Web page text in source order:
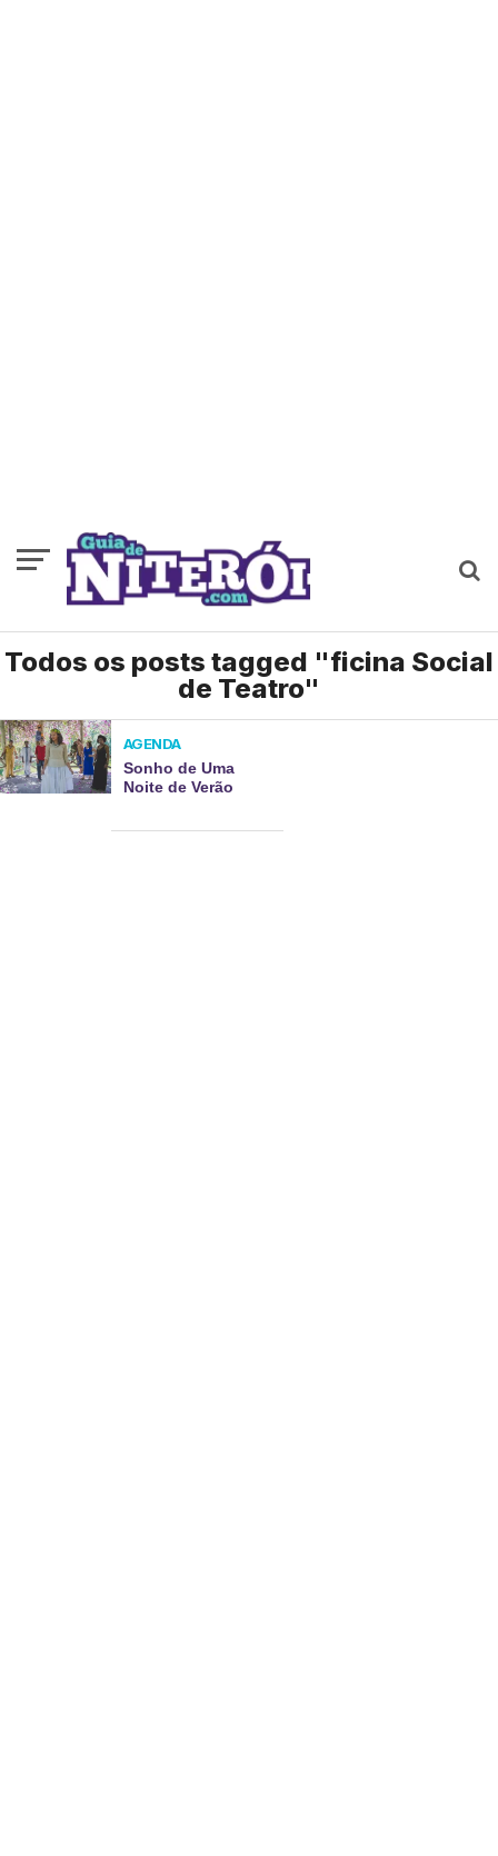
Todos os posts tagged "ficina Social
de Teatro"
AGENDA
Sonho de Uma
Noite de Verão